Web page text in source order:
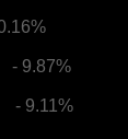
- 9.87%
- 9.11%